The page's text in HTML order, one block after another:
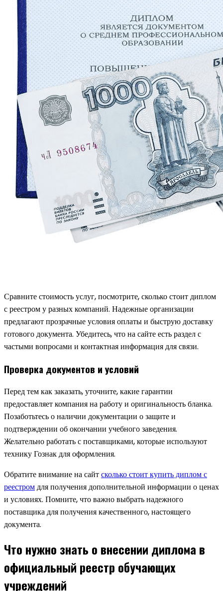
Сравните стоимость услуг, посмотрите, сколько стоит диплом
с реестром у разных компаний. Надежные организации
предлагают прозрачные условия оплаты и быструю доставку
готового документа. Убедитесь, что на сайте есть раздел с
частыми вопросами и контактная информация для связи.
Проверка документов и условий
Перед тем как заказать, уточните, какие гарантии
предоставляет компания на работу и оригинальность бланка.
Позаботьтесь о наличии документации о защите и
подтверждении об окончании учебного заведения.
Желательно работать с поставщиками, которые используют
технику Гознак для оформления.
Обратите внимание на сайтсколько стоит купить диплом с
реестромдля получения дополнительной информации о ценах
и условиях. Помните, что важно выбрать надежного
поставщика для получения качественного, настоящего
документа.
Что нужно знать о внесении диплома в
официальный реестр обучающих
учреждений